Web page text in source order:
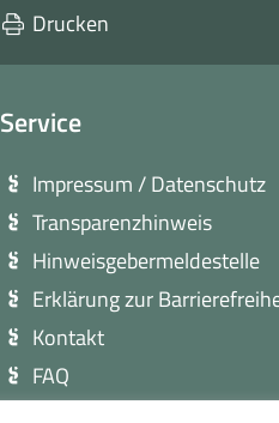
Drucken
Service
Impressum / Datenschutz
Transparenzhinweis
Hinweisgebermeldestelle
Erklärung zur
Kontakt
FAQ